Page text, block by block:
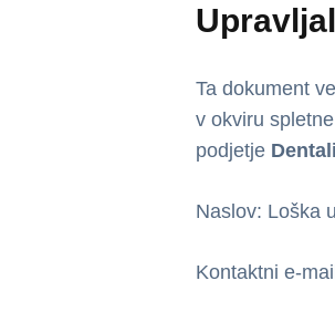
Ta dokument
v okviru
podjetje
Naslov: Loška
Kontaktni e-